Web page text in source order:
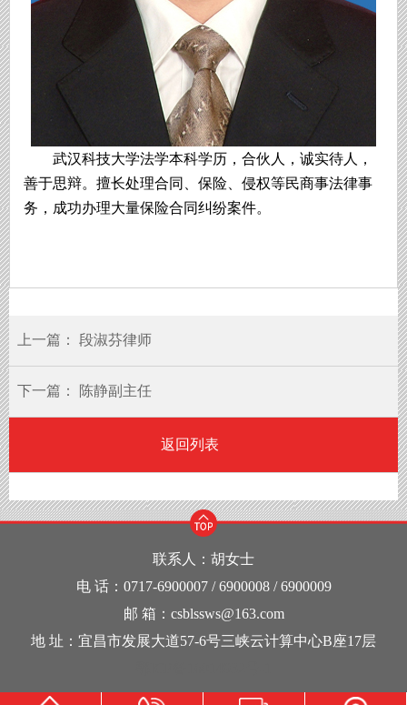
武汉科技大学法学本科学历，合伙人，诚实待人，
善于思辩。擅长处理合同、保险、侵权等民商事法律事
务，成功办理大量保险合同纠纷案件。
上一篇： 段淑芬律师
下一篇： 陈静副主任
返回列表
联系人：胡女士
电 话：0717-6900007 / 6900008 / 6900009
邮 箱：csblssws@163.com
地 址：宜昌市发展大道57-6号三峡云计算中心B座17层